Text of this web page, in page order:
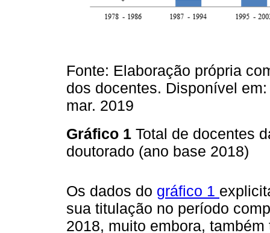
Fonte: Elaboração própria
dos docentes. Disponível
mar. 2019
Gráfico 1 Total de docentes
doutorado (ano base 2018)
Os dados do gráfico 1
sua titulação no período
2018, muito embora,